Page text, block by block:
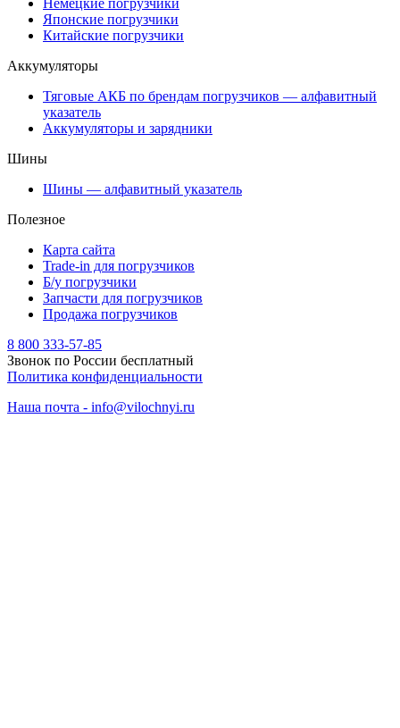
Немецкие погрузчики
Японские погрузчики
Китайские погрузчики
Аккумуляторы
Тяговые АКБ по брендам погрузчиков — алфавитный
указатель
Аккумуляторы и зарядники
Шины
Шины — алфавитный указатель
Полезное
Карта сайта
Trade-in для погрузчиков
Б/у погрузчики
Запчасти для погрузчиков
Продажа погрузчиков
8 800 333-57-85
Звонок по России бесплатный
Политика конфиденциальности
Наша почта - info@vilochnyi.ru